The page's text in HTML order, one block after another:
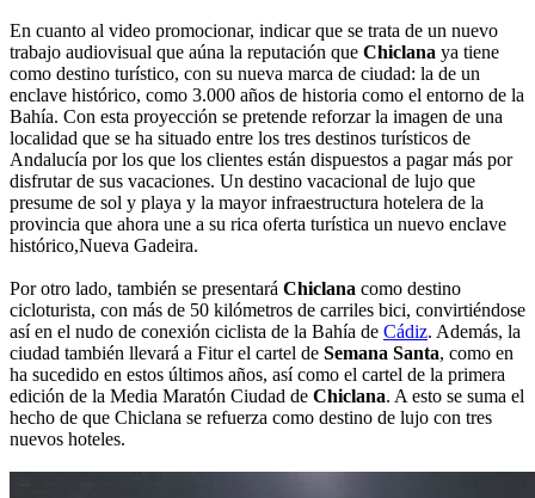
En cuanto al video promocionar, indicar que se trata de un nuevo
trabajo audiovisual que aúna la reputación que Chiclana ya tiene
como destino turístico, con su nueva marca de ciudad: la de un
enclave histórico, como 3.000 años de historia como el entorno de la
Bahía. Con esta proyección se pretende reforzar la imagen de una
localidad que se ha situado entre los tres destinos turísticos de
Andalucía por los que los clientes están dispuestos a pagar más por
disfrutar de sus vacaciones. Un destino vacacional de lujo que
presume de sol y playa y la mayor infraestructura hotelera de la
provincia que ahora une a su rica oferta turística un nuevo enclave
histórico,Nueva Gadeira.
Por otro lado, también se presentará Chiclana como destino
cicloturista, con más de 50 kilómetros de carriles bici, convirtiéndose
así en el nudo de conexión ciclista de la Bahía de Cádiz. Además, la
ciudad también llevará a Fitur el cartel de Semana Santa, como en
ha sucedido en estos últimos años, así como el cartel de la primera
edición de la Media Maratón Ciudad de Chiclana. A esto se suma el
hecho de que Chiclana se refuerza como destino de lujo con tres
nuevos hoteles.